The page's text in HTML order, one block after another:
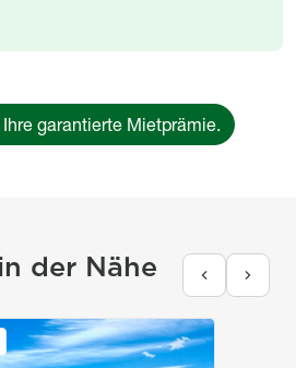
garantierte Mietprämie.
der Nähe